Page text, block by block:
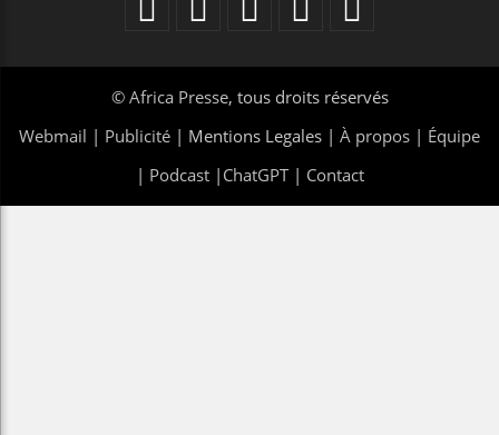
© Africa Presse, tous droits réservés
Webmail | Publicité | Mentions Legales | À propos | Équipe
| Podcast| ChatGPT| Contact